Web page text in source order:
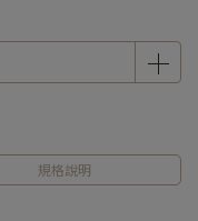
規格說明